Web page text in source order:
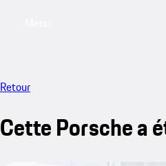
Retour
Cette Porsche a